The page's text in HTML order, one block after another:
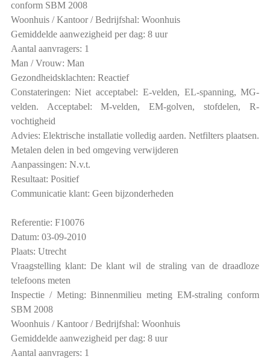
conform SBM 2008
Woonhuis / Kantoor / Bedrijfshal: Woonhuis
Gemiddelde aanwezigheid per dag: 8 uur
Aantal aanvragers: 1
Man / Vrouw: Man
Gezondheidsklachten: Reactief
Constateringen: Niet acceptabel: E-velden, EL-spanning, MG-
velden. Acceptabel: M-velden, EM-golven, stofdelen, R-
vochtigheid
Advies: Elektrische installatie volledig aarden. Netfilters plaatsen.
Metalen delen in bed omgeving verwijderen
Aanpassingen: N.v.t.
Resultaat: Positief
Communicatie klant: Geen bijzonderheden
Referentie: F10076
Datum: 03-09-2010
Plaats: Utrecht
Vraagstelling klant: De klant wil de straling van de draadloze
telefoons meten
Inspectie / Meting: Binnenmilieu meting EM-straling conform
SBM 2008
Woonhuis / Kantoor / Bedrijfshal: Woonhuis
Gemiddelde aanwezigheid per dag: 8 uur
Aantal aanvragers: 1